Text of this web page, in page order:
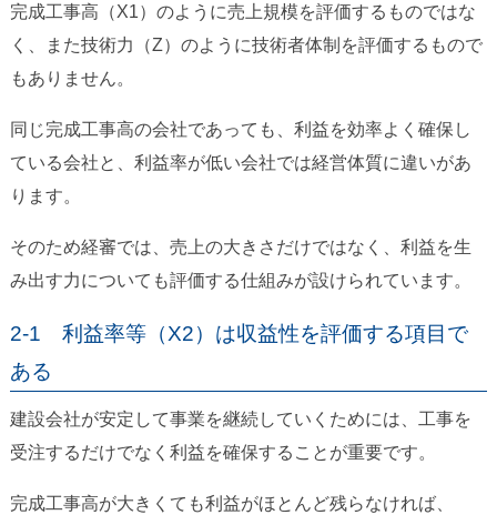
完成工事高（X1）のように売上規模を評価するものではな
く、また技術力（Z）のように技術者体制を評価するもので
もありません。
同じ完成工事高の会社であっても、利益を効率よく確保し
ている会社と、利益率が低い会社では経営体質に違いがあ
ります。
そのため経審では、売上の大きさだけではなく、利益を生
み出す力についても評価する仕組みが設けられています。
2-1 利益率等（X2）は収益性を評価する項目で
ある
建設会社が安定して事業を継続していくためには、工事を
受注するだけでなく利益を確保することが重要です。
完成工事高が大きくても利益がほとんど残らなければ、